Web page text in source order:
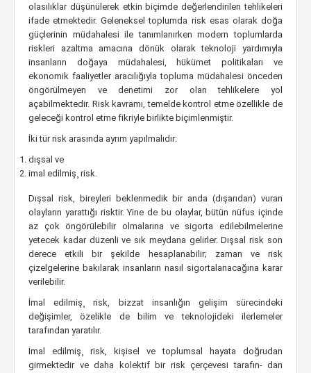
olasılıklar düşünülerek etkin biçimde değerlendirilen tehlikeleri
ifade etmektedir. Geleneksel toplumda risk esas olarak doğa
güçlerinin müdahalesi ile tanımlanırken modern toplumlarda
riskleri azaltma amacına dönük olarak teknoloji yardımıyla
insanların doğaya müdahalesi, hükümet politikaları ve
ekonomik faaliyetler aracılığıyla topluma müdahalesi önceden
öngörülmeyen ve denetimi zor olan tehlikelere yol
açabilmektedir. Risk kavramı, temelde kontrol etme özellikle de
geleceği kontrol etme fikriyle birlikte biçimlenmiştir.
İki tür risk arasında ayrım yapılmalıdır:
dışsal ve
imal edilmiş¸ risk.
Dışsal risk, bireyleri beklenmedik bir anda (dışarıdan) vuran
olayların yarattığı risktir. Yine de bu olaylar, bütün nüfus içinde
az çok öngörülebilir olmalarına ve sigorta edilebilmelerine
yetecek kadar düzenli ve sık meydana gelirler. Dışsal risk son
derece etkili bir şekilde hesaplanabilir; zaman ve risk
çizelgelerine bakılarak insanların nasıl sigortalanacağına karar
verilebilir.
İmal edilmiş¸ risk, bizzat insanlığın gelişim sürecindeki
değişimler, özelikle de bilim ve teknolojideki ilerlemeler
tarafından yaratılır.
İmal edilmiş¸ risk, kişisel ve toplumsal hayata doğrudan
girmektedir ve daha kolektif bir risk çerçevesi tarafın- dan